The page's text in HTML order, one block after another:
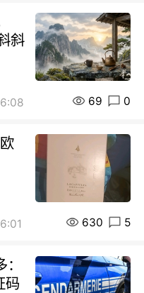
斜
69 0
630 5
码